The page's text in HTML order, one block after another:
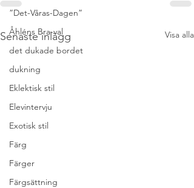
”Det-Våras-Dagen”
Åhléns Bra-val
det dukade bordet
dukning
Eklektisk stil
Elevintervju
Exotisk stil
Färg
Färger
Färgsättning
Senaste inlägg Visa alla